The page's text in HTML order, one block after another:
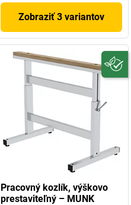
Zobraziť 3 variantov
Pracovný kozlík, výškovo
prestaviteľný – MUNK